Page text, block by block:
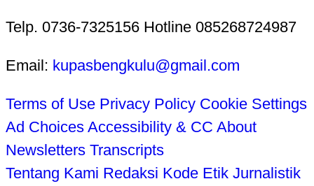
Telp. 0736-7325156 Hotline 085268724987
Email: kupasbengkulu@gmail.com
Terms of Use Privacy Policy Cookie Settings
Ad Choices Accessibility & CC About
Newsletters Transcripts
Tentang Kami Redaksi Kode Etik Jurnalistik